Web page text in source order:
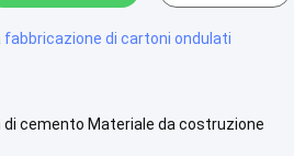
fabbricazione di cartoni ondulati
di cemento Materiale da costruzione